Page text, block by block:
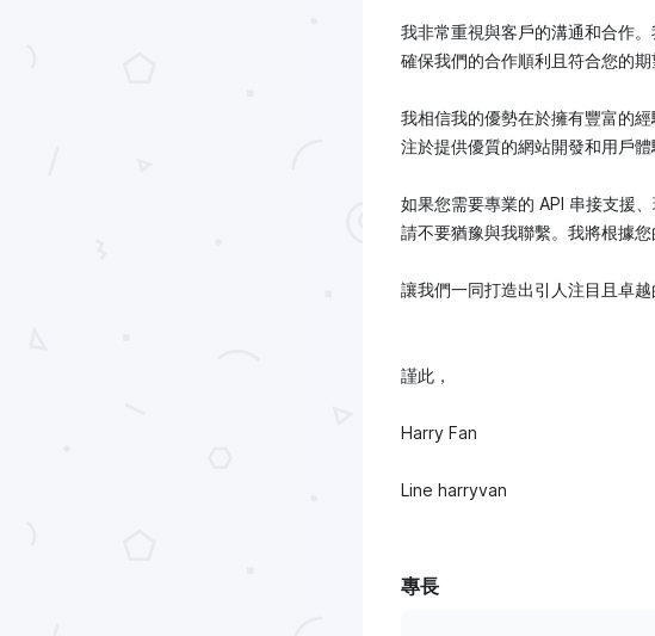
我非常重視與客戶的溝通和合作
確保我們的合作順利且符合您的期
我相信我的優勢在於擁有豐富的
注於提供優質的網站開發和用戶
如果您需要專業的 API 串接支援
請不要猶豫與我聯繫。我將根據
讓我們一同打造出引人注目且卓
謹此，
Harry Fan
Line harryvan
專長